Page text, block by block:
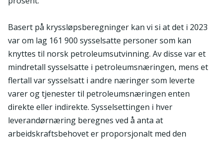
Basert på kryssløpsberegninger kan vi si at det i 2023
var om lag 161 900 sysselsatte personer som kan
knyttes til norsk petroleumsutvinning. Av disse var et
mindretall sysselsatte i petroleumsnæringen, mens et
flertall var sysselsatt i andre næringer som leverte
varer og tjenester til petroleumsnæringen enten
direkte eller indirekte. Sysselsettingen i hver
leverandørnæring beregnes ved å anta at
arbeidskraftsbehovet er proporsjonalt med den